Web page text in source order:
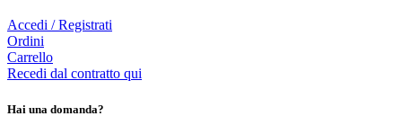
Accedi / Registrati
Ordini
Carrello
Recedi dal contratto qui
Hai una domanda?